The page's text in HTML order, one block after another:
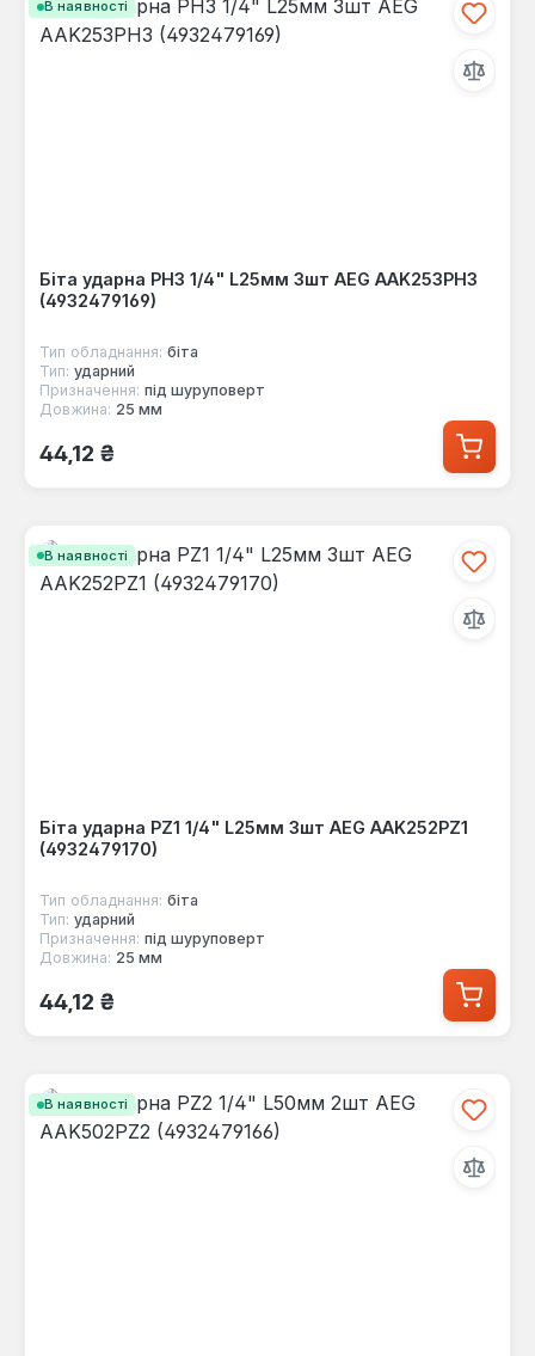
В наявності
Біта ударна PH3 1/4" L25мм 3шт AEG AAK253PH3
(4932479169)
Тип обладнання: біта
Тип: ударний
Призначення: під шуруповерт
Довжина: 25 мм
Звичайна ціна:
44,12 ₴
В наявності
Біта ударна PZ1 1/4" L25мм 3шт AEG AAK252PZ1
(4932479170)
Тип обладнання: біта
Тип: ударний
Призначення: під шуруповерт
Довжина: 25 мм
Звичайна ціна:
44,12 ₴
В наявності